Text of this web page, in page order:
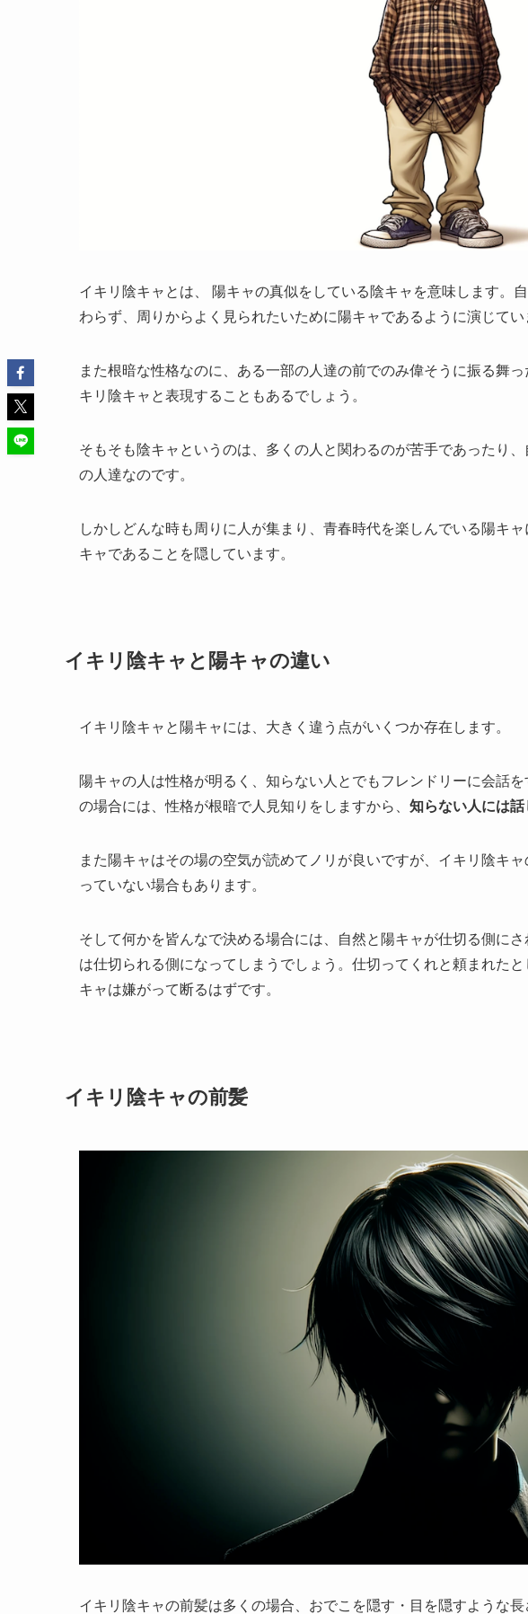
イキリ陰キャとは、 陽キャの真似をしている陰キャ を意味します。
わらず、周りからよく見られたいために陽キャであるように演じてい
また根暗な性格なのに、ある一部の人達の前でのみ偉そうに振る舞
キリ陰キャと表現することもあるでしょう。
そもそも陰キャというのは、多くの人と関わるのが苦手であったり
の人達なのです。
しかしどんな時も周りに人が集まり、青春時代を楽しんでいる陽キ
キャであることを隠しています。
イキリ陰キャと陽キャの違い
イキリ陰キャと陽キャには、大きく違う点がいくつか存在します。
陽キャの人は性格が明るく、知らない人とでもフレンドリーに会話
の場合には、性格が根暗で人見知りをしますから、 知らない人には
また陽キャはその場の空気が読めてノリが良いですが、イキリ陰キ
っていない場合もあります。
そして何かを皆んなで決める場合には、自然と陽キャが仕切る側に
は仕切られる側になってしまうでしょう。仕切ってくれと頼まれた
キャは嫌がって断るはずです。
イキリ陰キャの前髪
イキリ陰キャの前髪は多くの場合、おでこを隠す・目を隠すような